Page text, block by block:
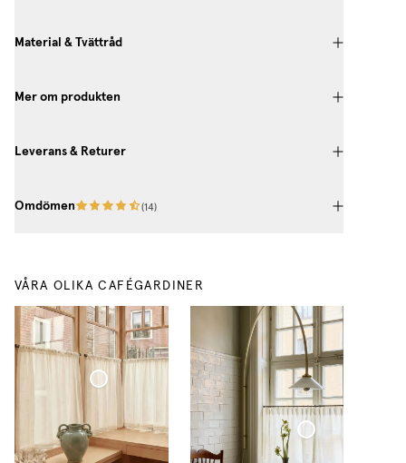
Material & Tvättråd
Mer om produkten
Leverans & Returer
Omdömen (14)
VÅRA OLIKA CAFÉGARDINER
Cafégardin Veckad Tunn Linne